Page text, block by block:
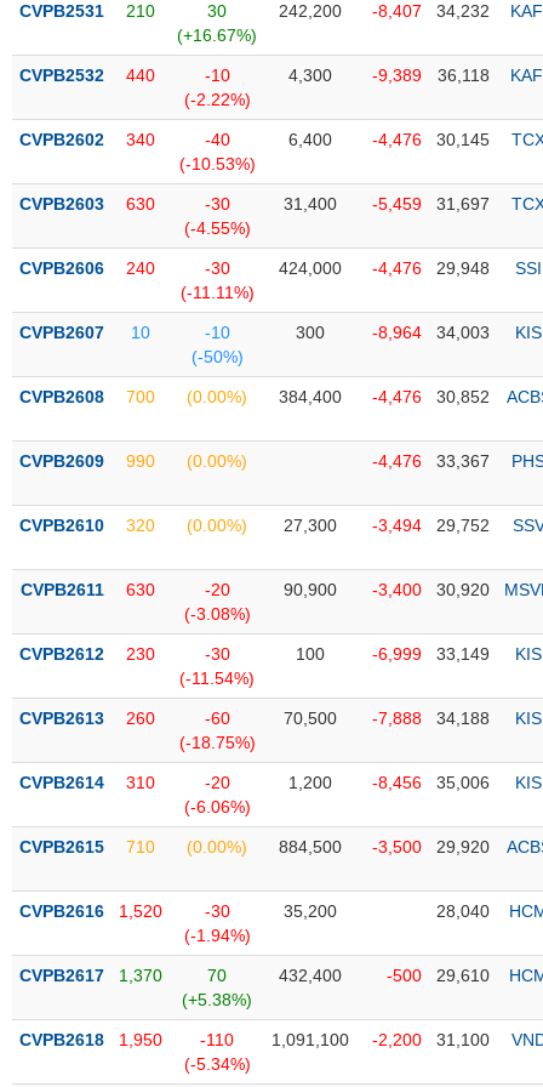
thái
phiếu
mô
thị
Niêm
Niêm
mới
yết
sung
niêm
yết
Theo
dõi
biệt
được
quỹ
mục
ETF
Cổ
chi
tiết
CVPB2531 210
30
(+16.67%)
242,200 -8,407 34,232
CVPB2532 440
-10
(-2.22%)
4,300 -9,389 36,118
CVPB2602 340
-40
(-10.53%)
6,400 -4,476 30,145
CVPB2603 630
-30
(-4.55%)
31,400 -5,459 31,697
CVPB2606 240
-30
(-11.11%)
424,000 -4,476 29,948 SSI
CVPB2607 10
-10
(-50%)
300 -8,964 34,003 KIS
CVPB2608 700 (0.00%) 384,400 -4,476 30,852
CVPB2609 990 (0.00%) -4,476 33,367
CVPB2610 320 (0.00%) 27,300 -3,494 29,752
CVPB2611 630
-20
(-3.08%)
90,900 -3,400 30,920
CVPB2612 230
-30
(-11.54%)
100 -6,999 33,149 KIS
CVPB2613 260
-60
(-18.75%)
70,500 -7,888 34,188 KIS
CVPB2614 310
-20
(-6.06%)
1,200 -8,456 35,006 KIS
CVPB2615 710 (0.00%) 884,500 -3,500 29,920
CVPB2616 1,520
-30
(-1.94%)
35,200 28,040
CVPB2617 1,370
70
(+5.38%)
432,400 -500 29,610
CVPB2618 1,950
-110
(-5.34%)
1,091,100 -2,200 31,100
NGÀNH
DOANH
NGHIỆP
PHIẾU
PHÁI
TRÁI
CÔNG
ĐẦU
TƯ
DỮ
MỚI
Ngành
(-)